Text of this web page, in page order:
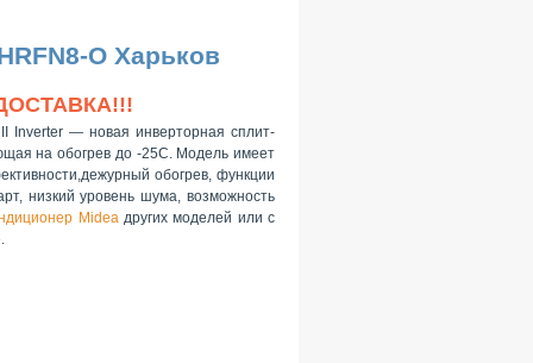
O Харьков
Inverter — новая инверторная сплит-
на обогрев до -25С. Модель имеет
обогрев, функции
низкий уровень шума, возможность
Mideaдругих моделей или с